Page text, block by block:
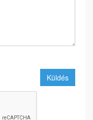
Küldés